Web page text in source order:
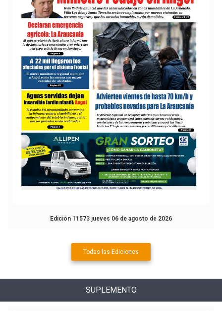
Edición 11573 jueves 06 de agosto de 2026
Todas las Ediciones
SUPLEMENTO